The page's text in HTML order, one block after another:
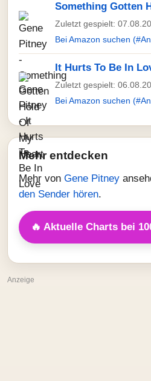
Something Gotten
Zuletzt gespielt:
Bei Amazon suchen
It Hurts To Be In
Zuletzt gespielt:
Bei Amazon suchen
Mehr entdecken
Mehr von Gene Pitney
den Sender hören.
🔥 Aktuelle Charts bei
Anzeige